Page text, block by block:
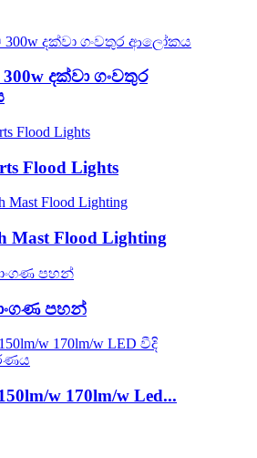
දක්වා ගංවතුර
Flood Lights
Mast Flood Lighting
පහන්
w 170lm/w Led...